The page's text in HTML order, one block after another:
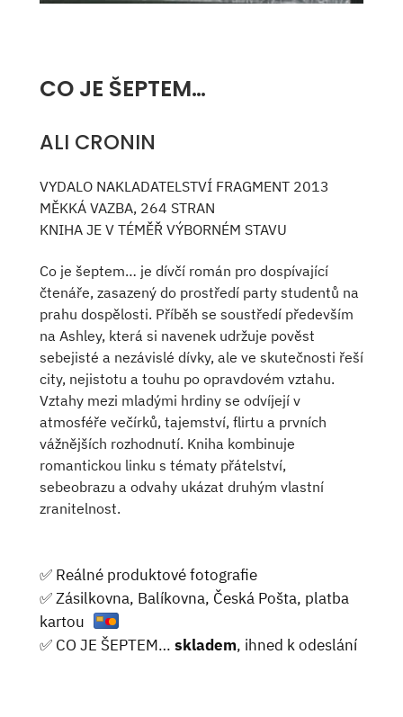
CO JE ŠEPTEM…
ALI CRONIN
VYDALO NAKLADATELSTVÍ FRAGMENT 2013
MĚKKÁ VAZBA, 264 STRAN
KNIHA JE V TÉMĚŘ VÝBORNÉM STAVU
Co je šeptem… je dívčí román pro dospívající
čtenáře, zasazený do prostředí party studentů na
prahu dospělosti. Příběh se soustředí především
na Ashley, která si navenek udržuje pověst
sebejisté a nezávislé dívky, ale ve skutečnosti řeší
city, nejistotu a touhu po opravdovém vztahu.
Vztahy mezi mladými hrdiny se odvíjejí v
atmosféře večírků, tajemství, flirtu a prvních
vážnějších rozhodnutí. Kniha kombinuje
romantickou linku s tématy přátelství,
sebeobrazu a odvahy ukázat druhým vlastní
zranitelnost.
✅ Reálné produktové fotografie
✅ Zásilkovna, Balíkovna, Česká Pošta, platba
kartou
✅ CO JE ŠEPTEM… skladem, ihned k odeslání